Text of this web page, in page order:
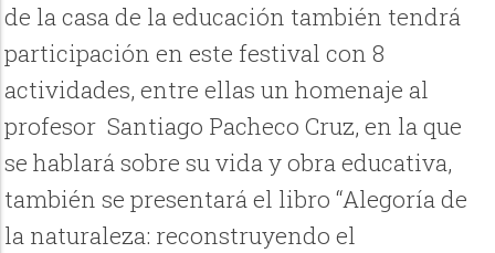
de la casa de la educación también tendrá
participación en este festival con 8
actividades, entre ellas un homenaje al
profesor Santiago Pacheco Cruz, en la que
se hablará sobre su vida y obra educativa,
también se presentará el libro “Alegoría de
la naturaleza: reconstruyendo el